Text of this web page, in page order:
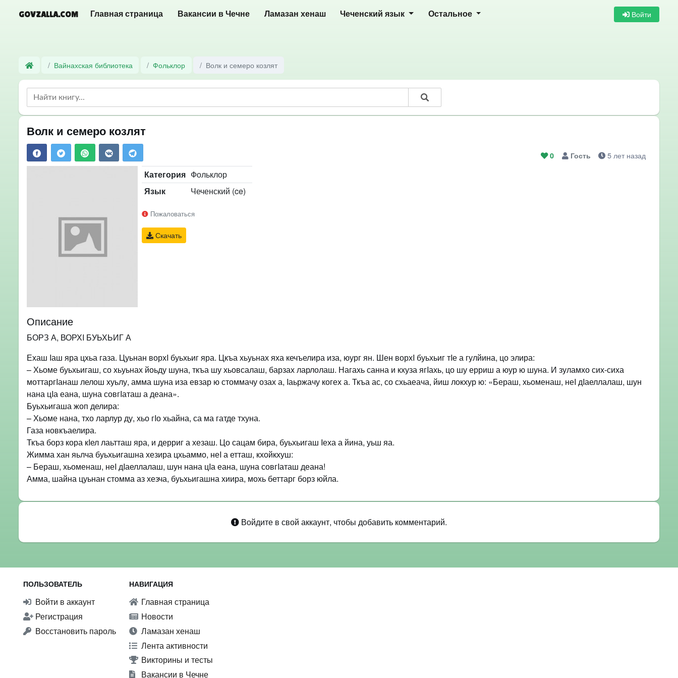
GOVZALLA.COM Главная страница Вакансии в Чечне Ламазан хенаш Чеченский язык Остальное Войти
Вайнахская библиотека Фольклор Волк и семеро козлят
Волк и семеро козлят
0 Гость 5 лет назад
Категория Фольклор
Язык
Чеченский (ce)
Пожаловаться
Скачать
Описание
БОРЗ А, ВОРХI БУЬХЬИГ А
Ехаш Iаш яра цхьа газа. Цуьнан ворхI буьхьиг яра. Цкъа хьуьнах яха кечъелира иза, юург ян. Шен ворхI буьхьиг тIе а гулйина, цо элира:
– Хьоме буьхьигаш, со хьуьнах йоьду шуна, ткъа шу хьовсалаш, барзах ларлолаш. Нагахь санна и кхуза ягIахь, цо шу ерриш а юур ю шуна. И зуламхо сих-сиха
моттаргIанаш лелош хуьлу, амма шуна иза евзар ю стоммачу озах а, Iаьржачу когех а. Ткъа ас, со схьаеача, йиш локхур ю: «Бераш, хьоменаш, неI дIаеллалаш, шун
нана цIа еана, шуна совгIаташ а деана».
Буьхьигаша жоп делира:
– Хьоме нана, тхо ларлур ду, хьо гIо хьайна, са ма гатде тхуна.
Газа новкъаелира.
Ткъа борз кора кIел лаьтташ яра, и дерриг а хезаш. Цо сацам бира, буьхьигаш Iеха а йина, уьш яа.
Жимма хан яьлча буьхьигашна хезира цхьаммо, неI а етташ, кхойкхуш:
– Бераш, хьоменаш, неI дIаеллалаш, шун нана цIа еана, шуна совгIаташ деана!
Амма, шайна цуьнан стомма аз хезча, буьхьигашна хиира, мохь беттарг борз юйла.
Войдите в свой аккаунт, чтобы добавить комментарий.
ПОЛЬЗОВАТЕЛЬ
Войти в аккаунт
Регистрация
Восстановить пароль
НАВИГАЦИЯ
Главная страница
Новости
Ламазан хенаш
Лента активности
Викторины и тесты
Вакансии в Чечне